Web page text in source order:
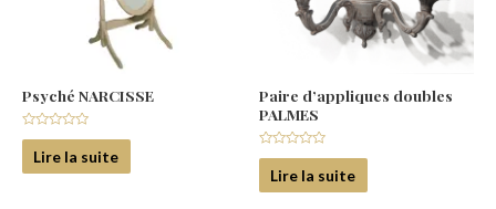
Psyché NARCISSE
Note
sur
5
Lire la suite
Paire d’appliques doubles
PALMES
Note
sur
5
Lire la suite